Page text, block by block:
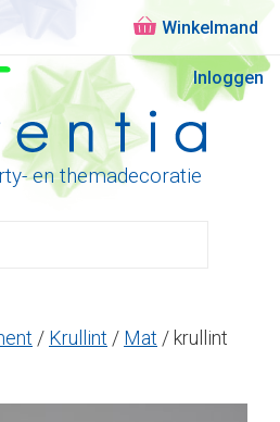
Inloggen
en themadecoratie
/ Krullint / Mat / krullint